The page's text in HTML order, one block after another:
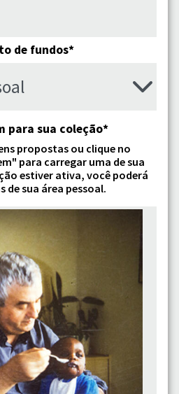
de fundos*
para sua coleção*
propostas ou clique no
para carregar uma de sua
estiver ativa, você poderá
de sua área pessoal.